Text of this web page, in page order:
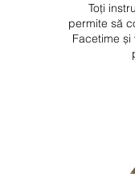
Toți
permite să
Facetime